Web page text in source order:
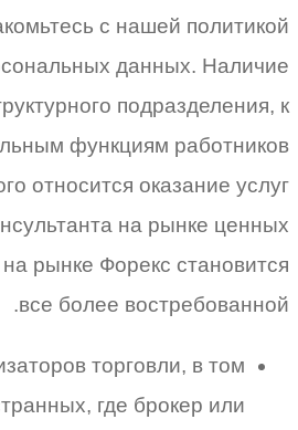
с нашей политикой
данных. Наличие
подразделения, к
функциям работников
относится оказание услуг
на рынке ценных
рынке Форекс становится
все более востребованной.
торговли, в том
где брокер или